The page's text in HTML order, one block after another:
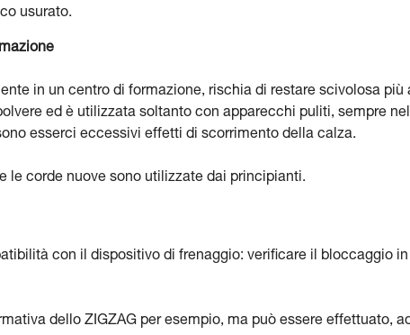
usurato.
in un centro di formazione, rischia di restare scivolosa più
ed è utilizzata soltanto con apparecchi puliti, sempre
esserci eccessivi effetti di scorrimento della calza.
le corde nuove sono utilizzate dai principianti.
con il dispositivo di frenaggio: verificare il bloccaggio in
dello ZIGZAG per esempio, ma può essere effettuato,